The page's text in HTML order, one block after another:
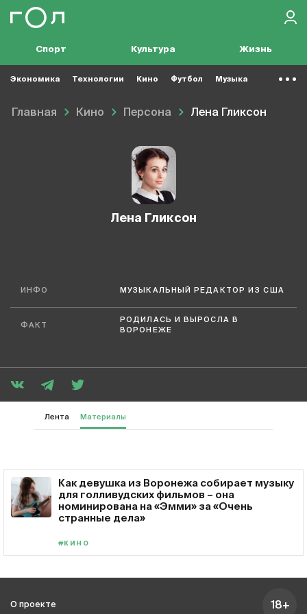
Спорт Культура Жизнь
Экономика Технологии Кино Футбол Музыка
Главная Кино Персона Лена Гликсон
Лена Гликсон
ИНФО МУЗЫКАЛЬНЫЙ РЕДАКТОР ИЗ США
ФАКТ
РОДИЛАСЬ И ВЫРОСЛА В
ВОРОНЕЖЕ
Лента Материалы
Как девушка из Воронежа собирает музыку
для голливудских фильмов – она
номинирована на «Эмми» за «Очень
странные дела»
#КИНО
О проекте 18+